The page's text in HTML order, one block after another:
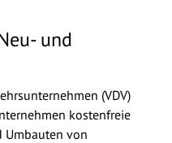
und
(VDV)
kostenfreie
Umbauten von